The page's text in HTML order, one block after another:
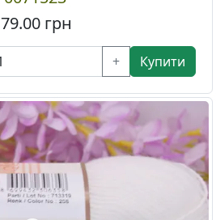
79.00 грн
+ Купити